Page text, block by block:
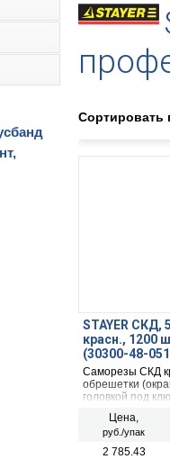
Сортировать
STAYER СКД,
красн., 1200
(30300-48-
Саморезы СКД
обрешетки
головкой под
для крепления
Цена,
руб./упак
2 785.43